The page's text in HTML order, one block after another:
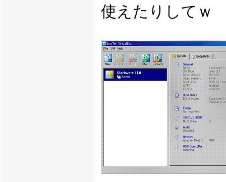
使えたりしてｗ